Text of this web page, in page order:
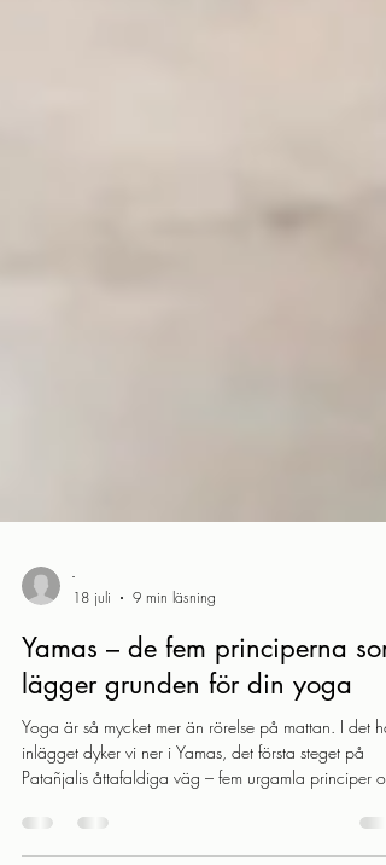
18 juli
9 min läsning
Yamas – de fem principerna som